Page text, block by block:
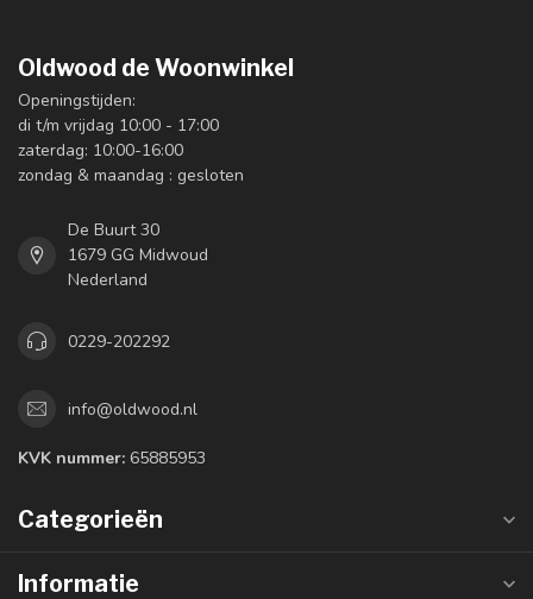
Oldwood de Woonwinkel
Openingstijden:
di t/m vrijdag 10:00 - 17:00
zaterdag: 10:00-16:00
zondag & maandag : gesloten
De Buurt 30
1679 GG Midwoud
Nederland
0229-202292
info@oldwood.nl
KVK nummer: 65885953
Categorieën
Informatie